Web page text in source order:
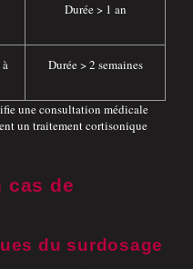
Durée > 1 an
Durée > 2 semaines
une consultation médicale
un traitement cortisonique
cas de
du surdosage